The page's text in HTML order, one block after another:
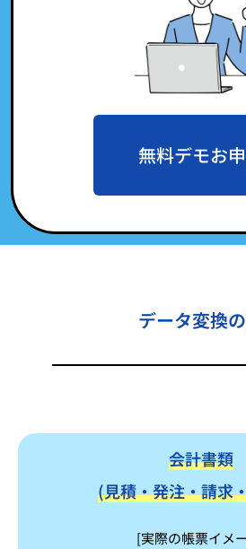
無料デモお
データ変換
会計書類
(見積・発注・請求
[実際の帳票イメ